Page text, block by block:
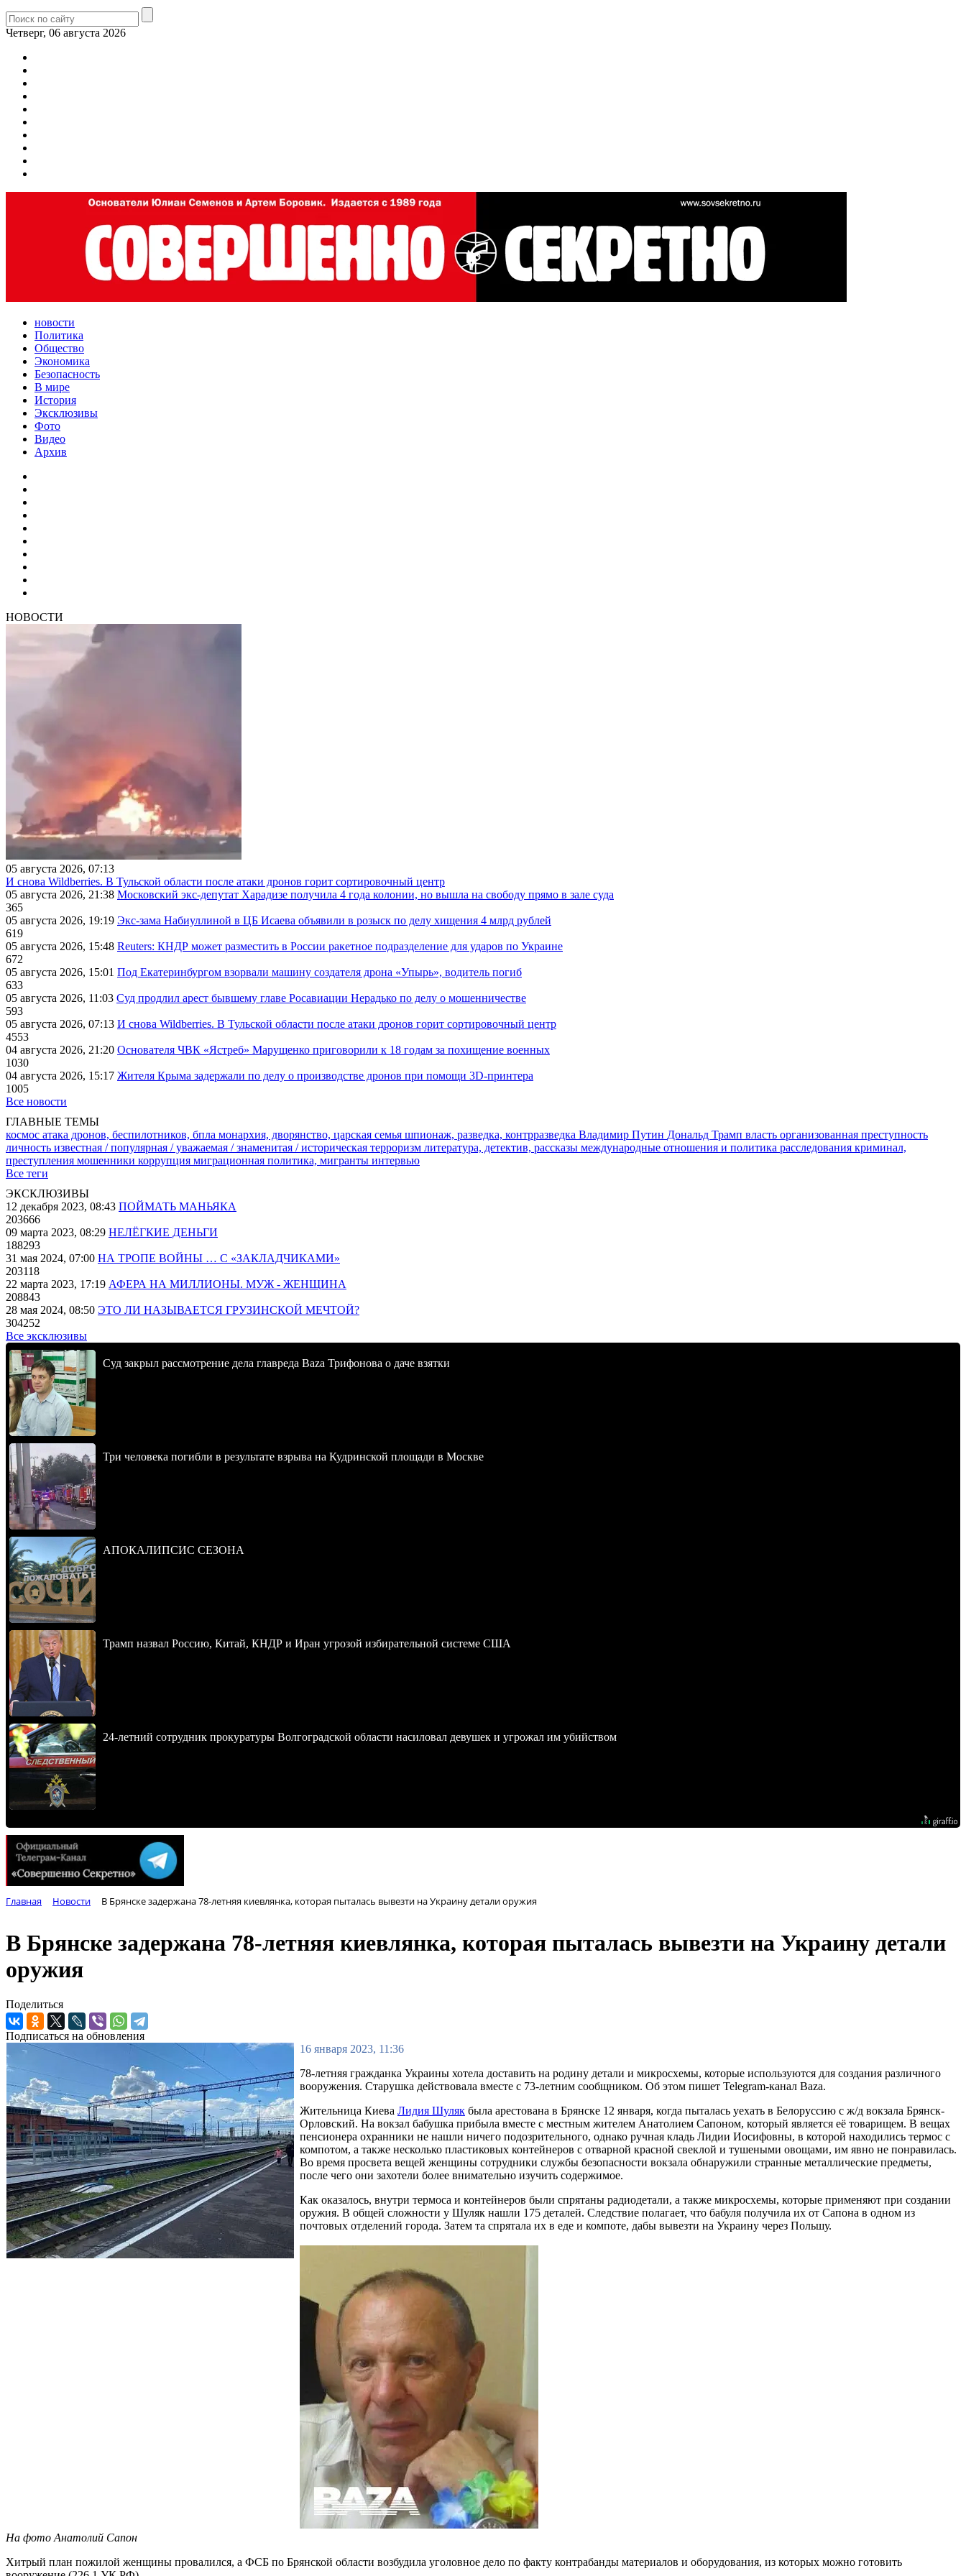
Четверг, 06 августа 2026
новости
Политика
Общество
Экономика
Безопасность
В мире
История
Эксклюзивы
Фото
Видео
Архив
НОВОСТИ
05 августа 2026, 07:13
И снова Wildberries. В Тульской области после атаки дронов горит сортировочный центр
05 августа 2026, 21:38 Московский экс-депутат Харадизе получила 4 года колонии, но вышла на свободу прямо в зале суда
365
05 августа 2026, 19:19 Экс-зама Набиуллиной в ЦБ Исаева объявили в розыск по делу хищения 4 млрд рублей
619
05 августа 2026, 15:48 Reuters: КНДР может разместить в России ракетное подразделение для ударов по Украине
672
05 августа 2026, 15:01 Под Екатеринбургом взорвали машину создателя дрона «Упырь», водитель погиб
633
05 августа 2026, 11:03 Суд продлил арест бывшему главе Росавиации Нерадько по делу о мошенничестве
593
05 августа 2026, 07:13 И снова Wildberries. В Тульской области после атаки дронов горит сортировочный центр
4553
04 августа 2026, 21:20 Основателя ЧВК «Ястреб» Марущенко приговорили к 18 годам за похищение военных
1030
04 августа 2026, 15:17 Жителя Крыма задержали по делу о производстве дронов при помощи 3D‑принтера
1005
Все новости
ГЛАВНЫЕ ТЕМЫ
космос атака дронов, беспилотников, бпла монархия, дворянство, царская семья шпионаж, разведка, контрразведка Владимир Путин Дональд Трамп власть организованная преступность
личность известная / популярная / уважаемая / знаменитая / историческая терроризм литература, детектив, рассказы международные отношения и политика расследования криминал,
преступления мошенники коррупция миграционная политика, мигранты интервью
Все теги
ЭКСКЛЮЗИВЫ
12 декабря 2023, 08:43 ПОЙМАТЬ МАНЬЯКА
203666
09 марта 2023, 08:29 НЕЛЁГКИЕ ДЕНЬГИ
188293
31 мая 2024, 07:00 НА ТРОПЕ ВОЙНЫ … С «ЗАКЛАДЧИКАМИ»
203118
22 марта 2023, 17:19 АФЕРА НА МИЛЛИОНЫ. МУЖ - ЖЕНЩИНА
208843
28 мая 2024, 08:50 ЭТО ЛИ НАЗЫВАЕТСЯ ГРУЗИНСКОЙ МЕЧТОЙ?
304252
Все эксклюзивы
Суд закрыл рассмотрение дела главреда Baza Трифонова о даче взятки
Три человека погибли в результате взрыва на Кудринской площади в Москве
АПОКАЛИПСИС СЕЗОНА
Трамп назвал Россию, Китай, КНДР и Иран угрозой избирательной системе США
24-летний сотрудник прокуратуры Волгоградской области насиловал девушек и угрожал им убийством
Главная Новости В Брянске задержана 78-летняя киевлянка, которая пыталась вывезти на Украину детали оружия
В Брянске задержана 78-летняя киевлянка, которая пыталась вывезти на Украину детали
оружия
Поделиться
Подписаться на обновления
16 января 2023, 11:36
78-летняя гражданка Украины хотела доставить на родину детали и микросхемы, которые используются для создания различного
вооружения. Старушка действовала вместе с 73-летним сообщником. Об этом пишет Telegram-канал Baza.
Жительница Киева Лидия Шуляк была арестована в Брянске 12 января, когда пыталась уехать в Белоруссию с ж/д вокзала Брянск-
Орловский. На вокзал бабушка прибыла вместе с местным жителем Анатолием Сапоном, который является её товарищем. В вещах
пенсионера охранники не нашли ничего подозрительного, однако ручная кладь Лидии Иосифовны, в которой находились термос с
компотом, а также несколько пластиковых контейнеров с отварной красной свеклой и тушеными овощами, им явно не понравилась.
Во время просвета вещей женщины сотрудники службы безопасности вокзала обнаружили странные металлические предметы,
после чего они захотели более внимательно изучить содержимое.
Как оказалось, внутри термоса и контейнеров были спрятаны радиодетали, а также микросхемы, которые применяют при создании
оружия. В общей сложности у Шуляк нашли 175 деталей. Следствие полагает, что бабуля получила их от Сапона в одном из
почтовых отделений города. Затем та спрятала их в еде и компоте, дабы вывезти на Украину через Польшу.
На фото Анатолий Сапон
Хитрый план пожилой женщины провалился, а ФСБ по Брянской области возбудила уголовное дело по факту контрабанды материалов и оборудования, из которых можно готовить